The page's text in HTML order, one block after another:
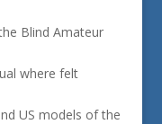
Blind Amateur
where felt
US models of the